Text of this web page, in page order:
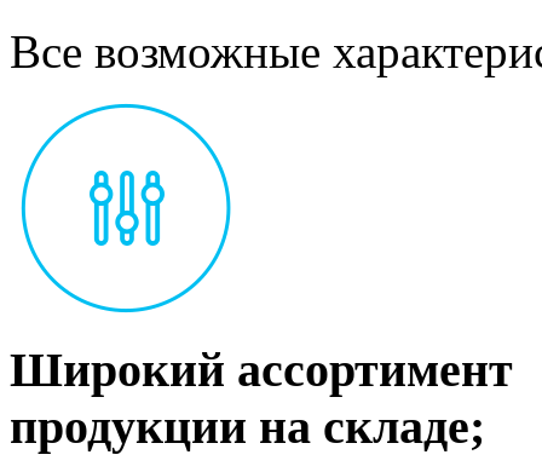
Все возможные
Широкий ассортимент
продукции на складе;